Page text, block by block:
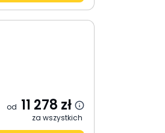
od 11 278 zł
za wszystkich